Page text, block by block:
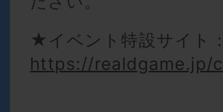
★イベント特設サイト
https://realdgame.jp/